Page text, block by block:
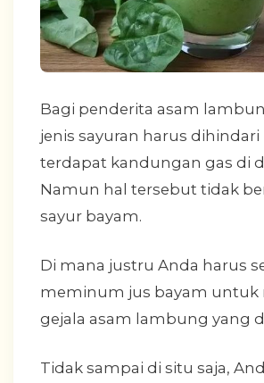
Bagi penderita asam
jenis sayuran harus dihindari
terdapat kandungan gas di
Namun hal tersebut tidak
sayur bayam.
Di mana justru Anda harus
meminum jus bayam untuk
gejala asam lambung yang
Tidak sampai di situ saja,